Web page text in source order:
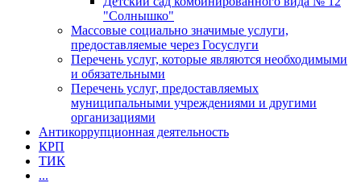
"Солнышко"
Массовые социально значимые услуги,
предоставляемые через Госуслуги
Перечень услуг, которые являются необходимыми
и обязательными
Перечень услуг, предоставляемых
муниципальными учреждениями и другими
организациями
Антикоррупционная деятельность
КРП
ТИК
...